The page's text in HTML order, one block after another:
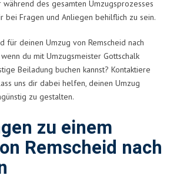
während des gesamten Umzugsprozesses
bei Fragen und Anliegen behilflich zu sein.
für deinen Umzug von Remscheid nach
du mit Umzugsmeister Gottschalk
Beiladung buchen kannst? Kontaktiere
uns dir dabei helfen, deinen Umzug
zu gestalten.
zu einem
Remscheid nach